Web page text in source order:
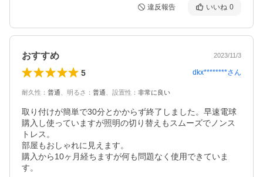
違反報告 いいね 0
おすすめ 2023/11/3
5 dkx********さん
耐久性 ： 普通 明るさ ： 普通 設置性 ： 非常に良い
取り付けが簡単で30分とかからず終了しました。早速電球
購入し使っていますが照明の切り替えもスムーズでノンス
トレス。
部屋もおしゃれに見えます。
購入から10ヶ月経ちますが何も問題なく使用できていま